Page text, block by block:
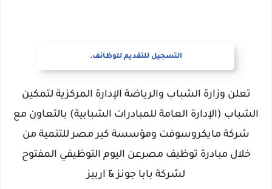
التسجيل للتقديم للوظائف.
تعلن وزارة الشباب والرياضة الإدارة المركزية لتمكين
الشباب (الإدارة العامة للمبادرات الشبابية) بالتعاون مع
شركة مايكروسوفت ومؤسسة كير مصر للتنمية من
خلال مبادرة توظيف مصرعن اليوم التوظيفي المفتوح
لشركة بابا جونز & اربيز